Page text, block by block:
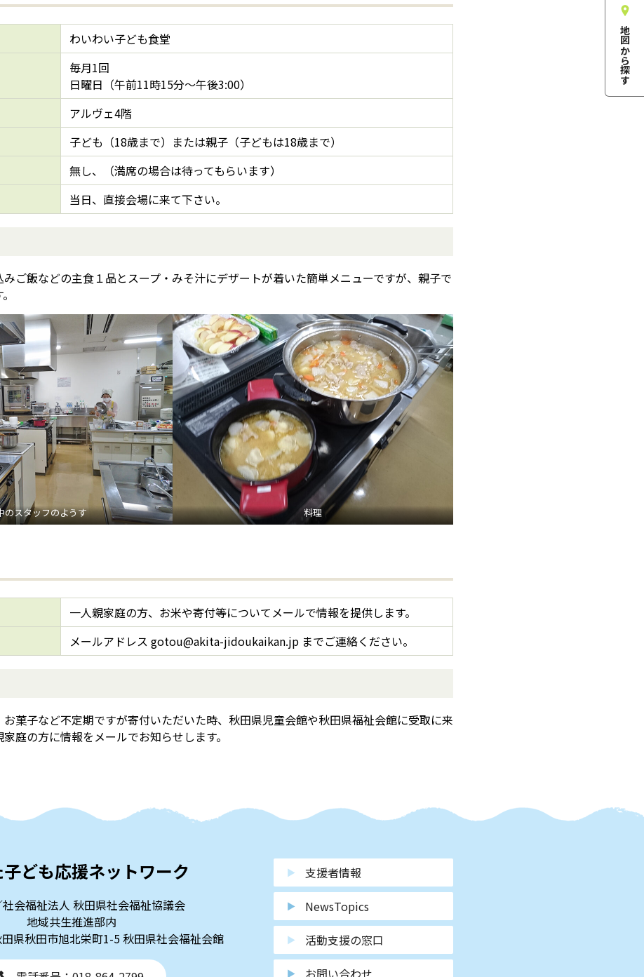
わいわい子ども食堂
毎月1回
日曜日（午前11時15分～午後3:00）
アルヴェ4階
子ども（18歳まで）または親子（子どもは18歳まで）
無し、（満席の場合は待ってもらいます）
当日、直接会場に来て下さい。
ご飯などの主食１品とスープ・みそ汁にデザートが着いた簡単メニューですが、親子で
のスタッフのようす 料理
一人親家庭の方、お米や寄付等についてメールで情報を提供します。
メールアドレス gotou@akita-jidoukaikan.jp までご連絡ください。
菓子など不定期ですが寄付いただいた時、秋田県児童会館や秋田県福祉会館に受取に来
庭の方に情報をメールでお知らせします。
地図から探す
ども応援ネットワーク
会福祉法人 秋田県社会福祉協議会
地域共生推進部内
県秋田市旭北栄町1-5 秋田県社会福祉会館
支援者情報
NewsTopics
活動支援の窓口
お問い合わせ